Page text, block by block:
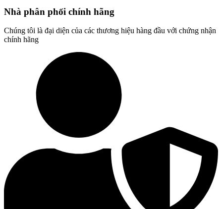
Nhà phân phối chính hãng
Chúng tôi là đại diện của các thương hiệu hàng đầu với chứng nhận
chính hãng